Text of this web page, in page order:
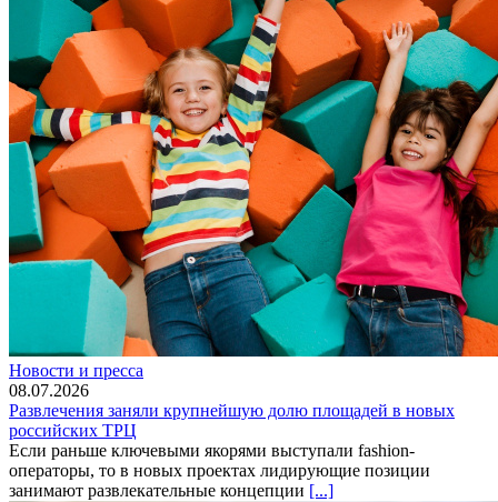
Новости и пресса
08.07.2026
Развлечения заняли крупнейшую долю площадей в новых
российских ТРЦ
Если раньше ключевыми якорями выступали fashion-
операторы, то в новых проектах лидирующие позиции
занимают развлекательные концепции [...]